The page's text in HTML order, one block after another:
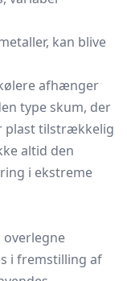
kan blive
afhænger
type skum, der
plast tilstrækkelig
altid den
i ekstreme
i fremstilling af